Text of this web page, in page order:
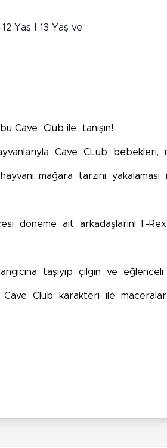
Yaş | 13 Yaş ve
Cave Club ile tanışın!
Cave CLub bebekleri,
mağara tarzını
döneme ait arkadaşlarını T-
taşıyıp çılgın ve
Club karakteri ile